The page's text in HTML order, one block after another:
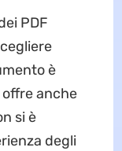
PDF
è
anche
si è
degli